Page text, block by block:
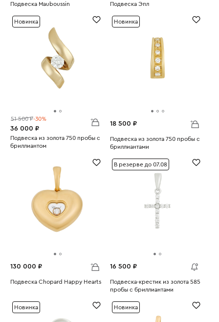
Подвеска Mauboussin Подвеска Эпл
Новинка
51 500 ₽-30%
36 000 ₽
Подвеска из золота 750 пробы с
бриллиантом
Новинка
18 500 ₽
Подвеска из золота 750 пробы с
бриллиантами
130 000 ₽
Подвеска Chopard Happy Hearts
В резерве до 07.08
16 500 ₽
Подвеска-крестик из золота 585
пробы с бриллиантами
Новинка Новинка